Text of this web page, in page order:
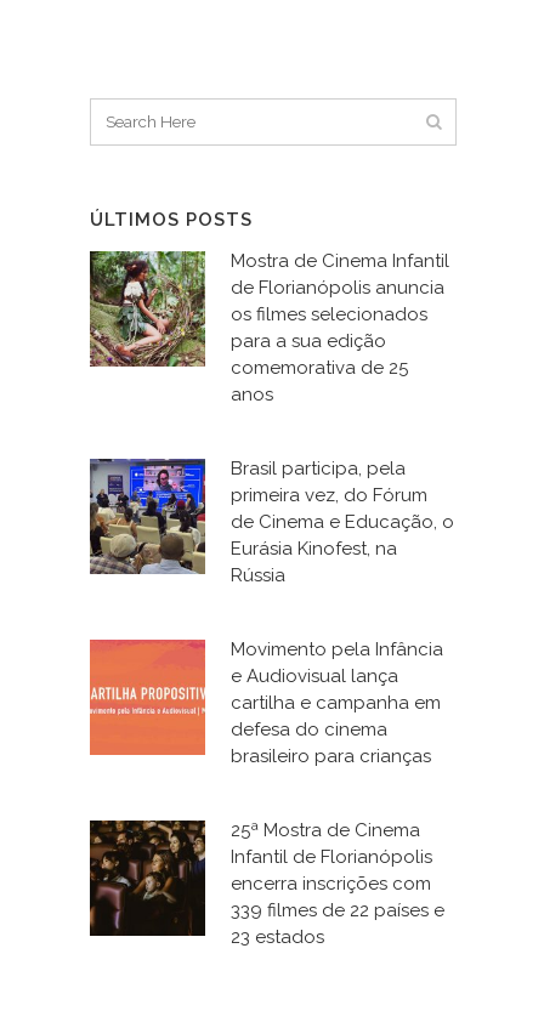
ÚLTIMOS POSTS
Mostra de Cinema Infantil
de Florianópolis anuncia
os filmes selecionados
para a sua edição
comemorativa de 25
anos
Brasil participa, pela
primeira vez, do Fórum
de Cinema e Educação, o
Eurásia Kinofest, na
Rússia
Movimento pela Infância
e Audiovisual lança
cartilha e campanha em
defesa do cinema
brasileiro para crianças
25ª Mostra de Cinema
Infantil de Florianópolis
encerra inscrições com
339 filmes de 22 países e
23 estados